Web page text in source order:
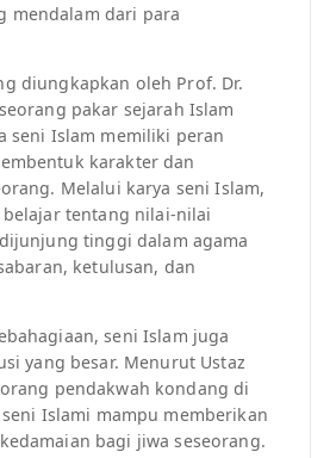
mendalam dari para
diungkapkan oleh Prof. Dr.
pakar sejarah Islam
seni Islam memiliki peran
karakter dan
Melalui karya seni Islam,
tentang nilai-nilai
tinggi dalam agama
ketulusan, dan
seni Islam juga
yang besar. Menurut Ustaz
pendakwah kondang di
Islami mampu memberikan
bagi jiwa seseorang.